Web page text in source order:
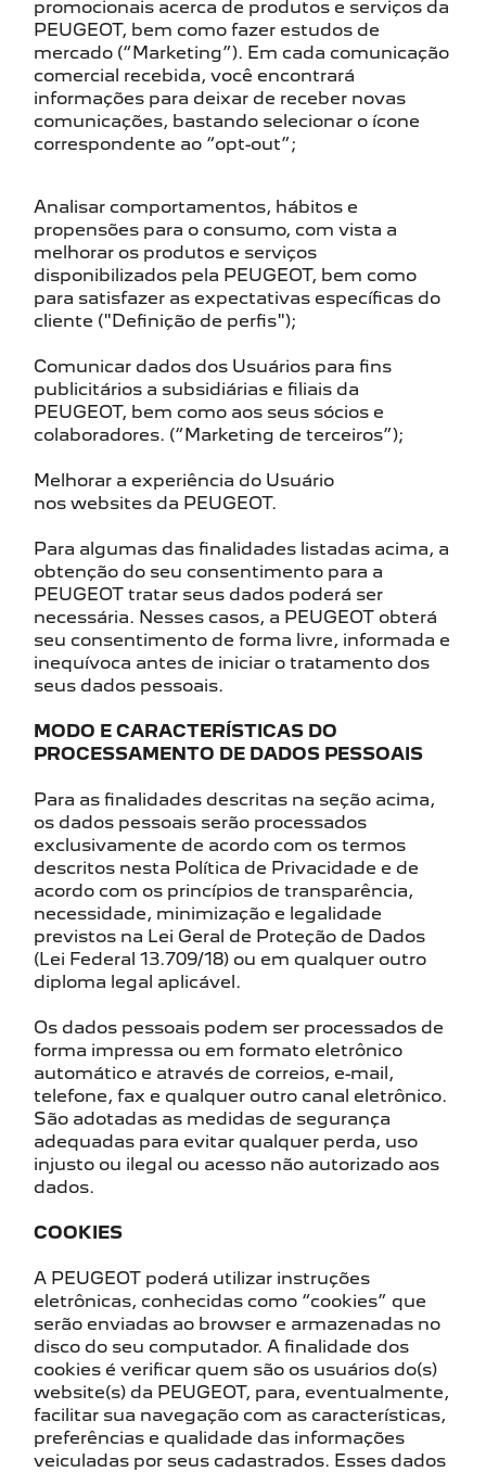
promocionais acerca de produtos e serviços da
PEUGEOT, bem como fazer estudos de
mercado (“Marketing”). Em cada comunicação
comercial recebida, você encontrará
informações para deixar de receber novas
comunicações, bastando selecionar o ícone
correspondente ao “opt-out”;
Analisar comportamentos, hábitos e
propensões para o consumo, com vista a
melhorar os produtos e serviços
disponibilizados pela PEUGEOT, bem como
para satisfazer as expectativas específicas do
cliente ("Definição de perfis");
Comunicar dados dos Usuários para fins
publicitários a subsidiárias e filiais da
PEUGEOT, bem como aos seus sócios e
colaboradores. (“Marketing de terceiros”);
Melhorar a experiência do Usuário
nos websites da PEUGEOT.
Para algumas das finalidades listadas acima, a
obtenção do seu consentimento para a
PEUGEOT tratar seus dados poderá ser
necessária. Nesses casos, a PEUGEOT obterá
seu consentimento de forma livre, informada e
inequívoca antes de iniciar o tratamento dos
seus dados pessoais.
MODO E CARACTERÍSTICAS DO
PROCESSAMENTO DE DADOS PESSOAIS
Para as finalidades descritas na seção acima,
os dados pessoais serão processados
exclusivamente de acordo com os termos
descritos nesta Política de Privacidade e de
acordo com os princípios de transparência,
necessidade, minimização e legalidade
previstos na Lei Geral de Proteção de Dados
(Lei Federal 13.709/18) ou em qualquer outro
diploma legal aplicável.
Os dados pessoais podem ser processados de
forma impressa ou em formato eletrônico
automático e através de correios, e-mail,
telefone, fax e qualquer outro canal eletrônico.
São adotadas as medidas de segurança
adequadas para evitar qualquer perda, uso
injusto ou ilegal ou acesso não autorizado aos
dados.
COOKIES
A PEUGEOT poderá utilizar instruções
eletrônicas, conhecidas como “cookies” que
serão enviadas ao browser e armazenadas no
disco do seu computador. A finalidade dos
cookies é verificar quem são os usuários do(s)
website(s) da PEUGEOT, para, eventualmente,
facilitar sua navegação com as características,
preferências e qualidade das informações
veiculadas por seus cadastrados. Esses dados